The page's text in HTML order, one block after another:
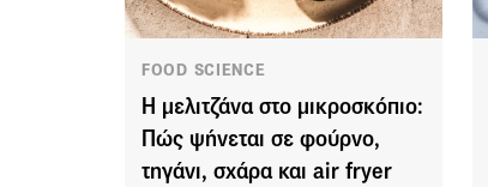
FOOD SCIENCE
Η μελιτζάνα στο μικροσκόπιο:
Πώς ψήνεται σε φούρνο,
τηγάνι, σχάρα και air fryer